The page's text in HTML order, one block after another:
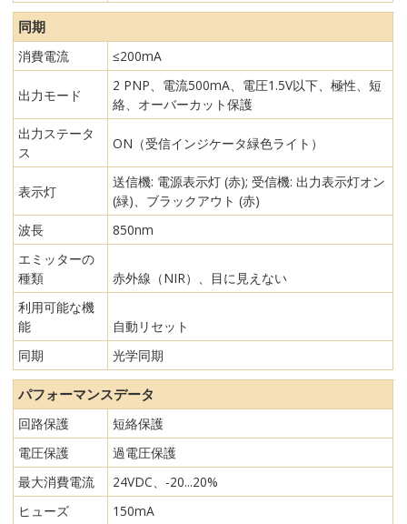
同期
消費電流 ≤200mA
出力モード
2 PNP、電流500mA、電圧1.5V以下、極性、短
絡、オーバーカット保護
出力ステータ
ス
ON（受信インジケータ緑色ライト）
表示灯
送信機: 電源表示灯 (赤); 受信機: 出力表示灯オン
(緑)、ブラックアウト (赤)
波長
850nm
エミッターの
種類
赤外線（NIR）、目に見えない
利用可能な機
能
自動リセット
同期
光学同期
パフォーマンスデータ
回路保護
短絡保護
電圧保護
過電圧保護
最大消費電流
24VDC、-20...20%
ヒューズ
150mA